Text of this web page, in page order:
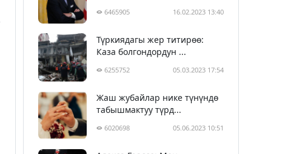
6465905 16.02.2023 13:40
Түркиядагы жер титирөө:
Каза болгондордун ...
6255752 05.03.2023 17:54
Жаш жубайлар нике түнүндө
табышмактуу түрд...
6020698 05.06.2023 10:51